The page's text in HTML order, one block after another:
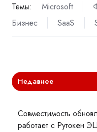
Темы: Microsoft
Бизнес
SaaS
Недавнее
Совместимость
работает с Рутокен